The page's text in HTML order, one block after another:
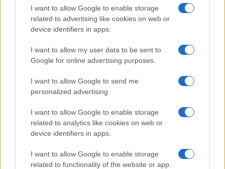
I want to allow Google to enable storage
related to advertising like cookies on web or
device identifiers in apps.
I want to allow my user data to be sent to
Google for online advertising purposes.
I want to allow Google to send me
personalized advertising.
I want to allow Google to enable storage
related to analytics like cookies on web or
device identifiers in apps.
I want to allow Google to enable storage
related to functionality of the website or app.
Martina Marchesi · 10 Lug 2026